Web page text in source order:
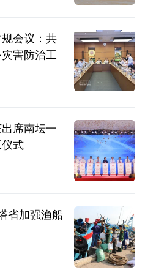
会议：共
害防治工
席南坛一
式
省加强渔船